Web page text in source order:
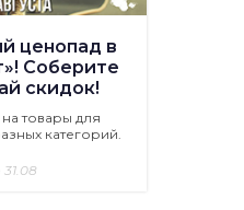
ценопад в
Соберите
скидок!
товары для
категорий.
31.08